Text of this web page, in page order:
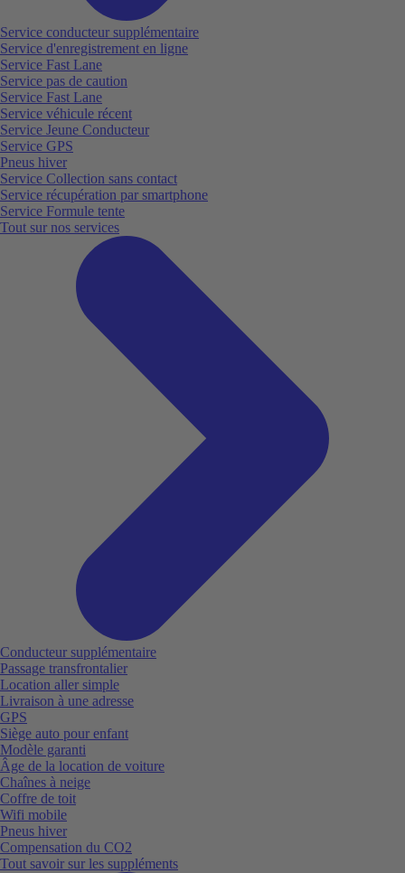
Service conducteur supplémentaire
Service d'enregistrement en ligne
Service Fast Lane
Service pas de caution
Service Fast Lane
Service véhicule récent
Service Jeune Conducteur
Service GPS
Pneus hiver
Service Collection sans contact
Service récupération par smartphone
Service Formule tente
Tout sur nos services
Conducteur supplémentaire
Passage transfrontalier
Location aller simple
Livraison à une adresse
GPS
Siège auto pour enfant
Modèle garanti
Âge de la location de voiture
Chaînes à neige
Coffre de toit
Wifi mobile
Pneus hiver
Compensation du CO2
Tout savoir sur les suppléments